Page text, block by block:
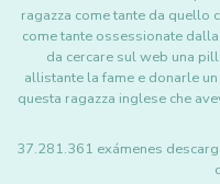
ragazza come tante da quello
come tante ossessionate
da cercare sul web una
allistante la fame e donarle
questa ragazza inglese che
37.281.361 exámenes